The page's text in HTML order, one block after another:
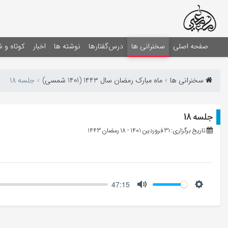
صفحه اصلی سخنرانی ها درس‌گفتارها نوشته ها اخبار کوتاه و
سخنرانی ها ماه مبارک رمضان سال 1443 (1401 شمسی) جلسه 18
جلسه 18
تاریخ برگزاری: 31 فروردین 1401 - 18 رمضان 1443
47:15